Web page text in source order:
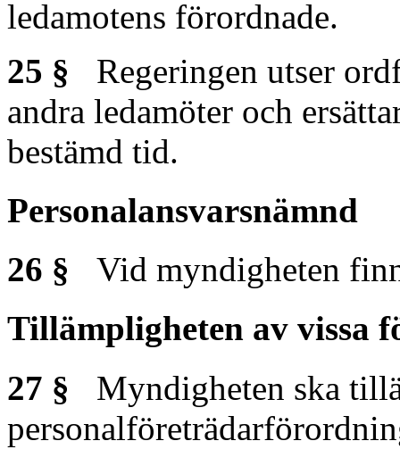
ledamotens förordnade.
25 § Regeringen utser
andra ledamöter och
bestämd tid.
Personalansvarsnämnd
26 § Vid myndigheten
Tillämpligheten av vissa
27 § Myndigheten ska